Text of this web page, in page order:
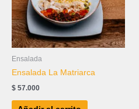
Ensalada
Ensalada La Matriarca
$ 57.000